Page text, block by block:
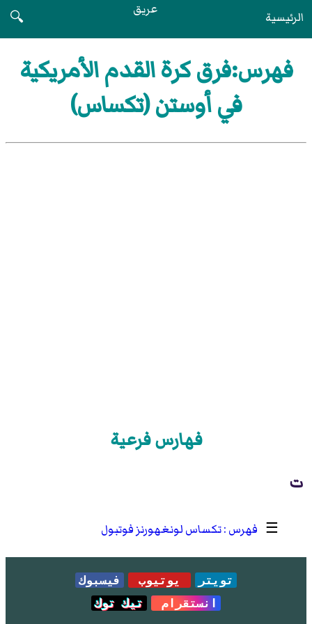
الرئيسية عريق
🔍
فهرس:فرق كرة القدم الأمريكية
في أوستن (تكساس)
فهارس فرعية
ت
☰ تكساس لونغهورنز فوتبول
تويتر يوتيوب
فيسبوك
انستقرام
تيك توك